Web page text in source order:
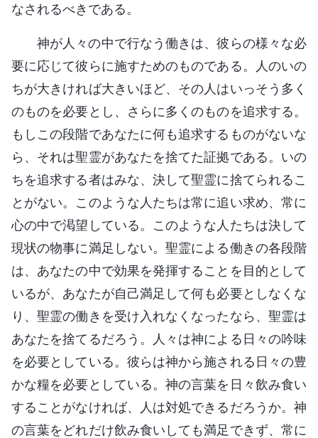
なされるべきである。
神が人々の中で行なう働きは、彼らの様々な必
要に応じて彼らに施すためのものである。人のいの
ちが大きければ大きいほど、その人はいっそう多く
のものを必要とし、さらに多くのものを追求する。
もしこの段階であなたに何も追求するものがないな
ら、それは聖霊があなたを捨てた証拠である。いの
ちを追求する者はみな、決して聖霊に捨てられるこ
とがない。このような人たちは常に追い求め、常に
心の中で渇望している。このような人たちは決して
現状の物事に満足しない。聖霊による働きの各段階
は、あなたの中で効果を発揮することを目的として
いるが、あなたが自己満足して何も必要としなくな
り、聖霊の働きを受け入れなくなったなら、聖霊は
あなたを捨てるだろう。人々は神による日々の吟味
を必要としている。彼らは神から施される日々の豊
かな糧を必要としている。神の言葉を日々飲み食い
することがなければ、人は対処できるだろうか。神
の言葉をどれだけ飲み食いしても満足できず、常に